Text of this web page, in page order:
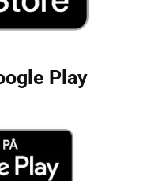
Play